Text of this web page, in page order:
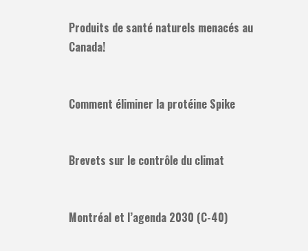
Produits de santé naturels menacés au
Canada!
Comment éliminer la protéine Spike
Brevets sur le contrôle du climat
Montréal et l’agenda 2030 (C-40)